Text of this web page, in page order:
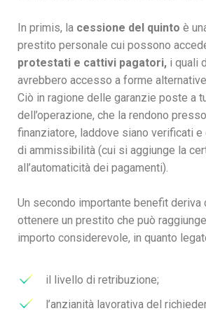
In primis, la cessione del quinto è
prestito personale cui possono
protestati e cattivi pagatori, i quali
avrebbero accesso a forme
Ciò in ragione delle garanzie poste a
dell’operazione, che la rendono
finanziatore, laddove siano verificati
di ammissibilità (cui si aggiunge la
all’automaticità dei pagamenti).
Un secondo importante benefit
ottenere un prestito che può
importo considerevole, in quanto
il livello di retribuzione;
l’anzianità lavorativa del